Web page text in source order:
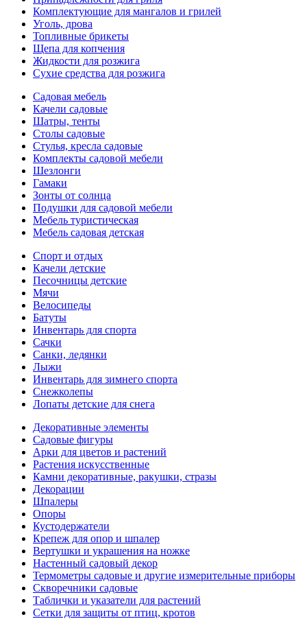
Комплектующие для мангалов и грилей
Уголь, дрова
Топливные брикеты
Щепа для копчения
Жидкости для розжига
Сухие средства для розжига
Садовая мебель
Качели садовые
Шатры, тенты
Столы садовые
Стулья, кресла садовые
Комплекты садовой мебели
Шезлонги
Гамаки
Зонты от солнца
Подушки для садовой мебели
Мебель туристическая
Мебель садовая детская
Спорт и отдых
Качели детские
Песочницы детские
Мячи
Велосипеды
Батуты
Инвентарь для спорта
Сачки
Санки, ледянки
Лыжи
Инвентарь для зимнего спорта
Снежколепы
Лопаты детские для снега
Декоративные элементы
Садовые фигуры
Арки для цветов и растений
Растения искусственные
Камни декоративные, ракушки, стразы
Декорации
Шпалеры
Опоры
Кустодержатели
Крепеж для опор и шпалер
Вертушки и украшения на ножке
Настенный садовый декор
Термометры садовые и другие измерительные приборы
Скворечники садовые
Таблички и указатели для растений
Сетки для защиты от птиц, кротов